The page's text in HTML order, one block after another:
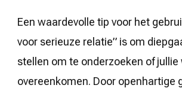
Een waardevolle tip voor het
voor serieuze relatie” is om
stellen om te onderzoeken of jullie
overeenkomen. Door openhartige